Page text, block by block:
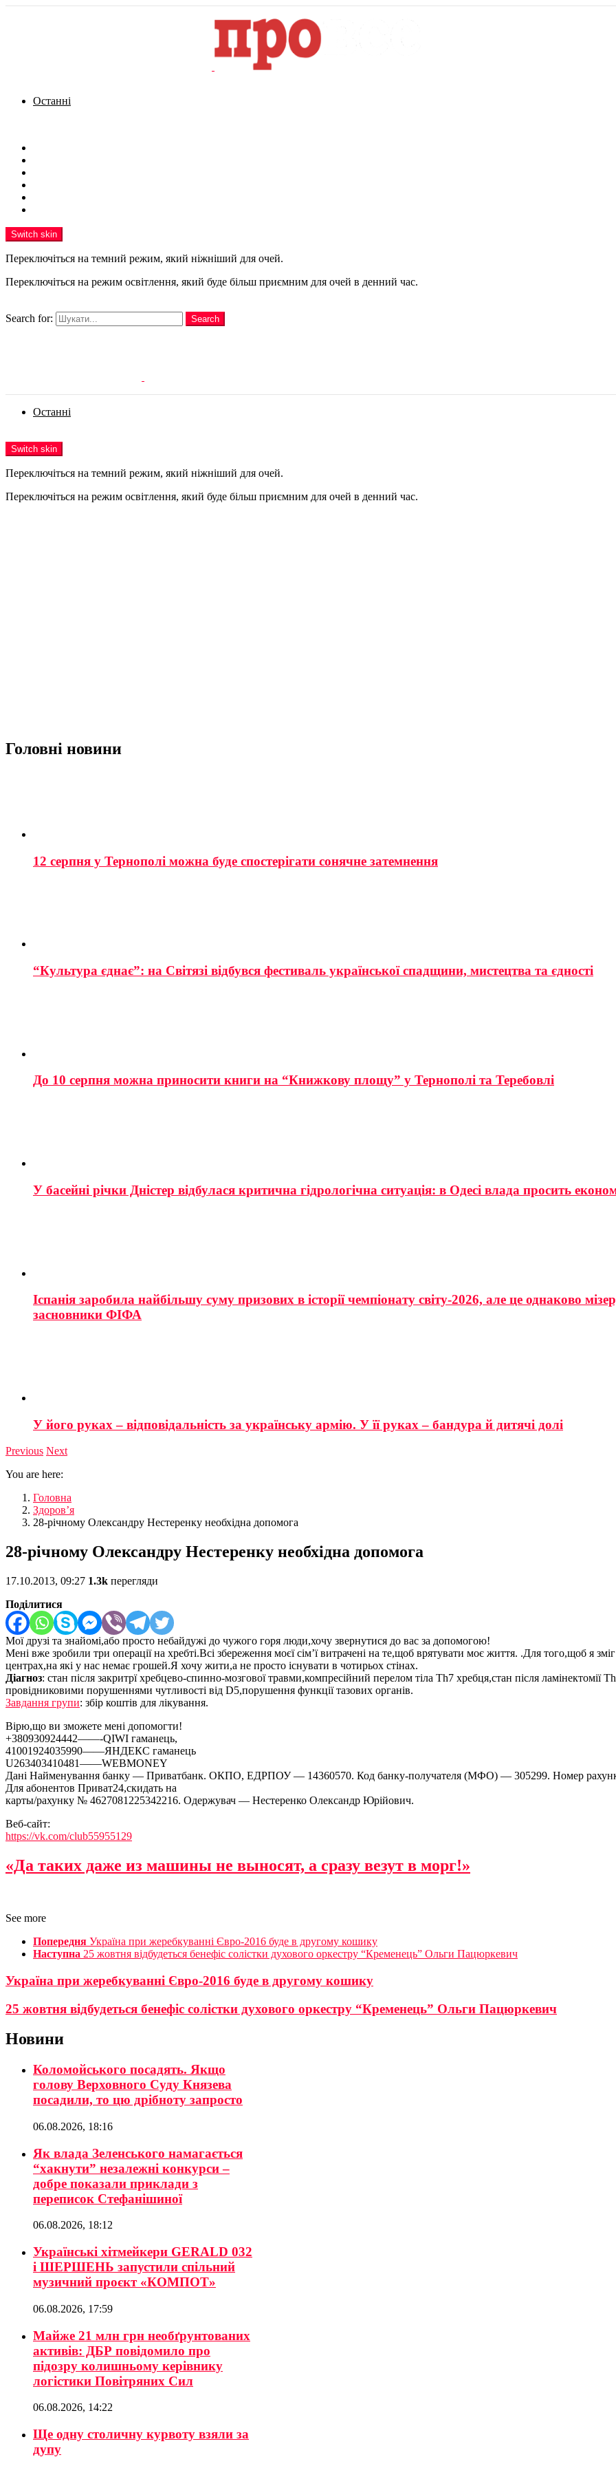
Останні
Switch skin
Переключіться на темний режим, який ніжніший для очей.
Переключіться на режим освітлення, який буде більш приємним для очей в денний час.
Search for:
Search
Останні
Switch skin
Переключіться на темний режим, який ніжніший для очей.
Переключіться на режим освітлення, який буде більш приємним для очей в денний час.
Головні новини
12 серпня у Тернополі можна буде спостерігати сонячне затемнення
“Культура єднає”: на Світязі відбувся фестиваль української спадщини, мистецтва та єдності
До 10 серпня можна приносити книги на “Книжкову площу” у Тернополі та Теребовлі
У басейні річки Дністер відбулася критична гідрологічна ситуація: в Одесі влада просить
Іспанія заробила найбільшу суму призових в історії чемпіонату світу-2026, але це однаково
засновники ФІФА
У його руках – відповідальність за українську армію. У її руках – бандура й дитячі долі
Previous Next
You are here:
Головна
Здоров’я
28-річному Олександру Нестеренку необхідна допомога
28-річному Олександру Нестеренку необхідна допомога
17.10.2013, 09:27 1.3k перегляди
Поділитися
Мої друзі та знайомі,або просто небайдужі до чужого горя люди,хочу звернутися до вас за допомогою!
Мені вже зробили три операції на хребті.Всі збереження моєї сім’ї витрачені на те,щоб врятувати моє життя. .Для того,щоб я
центрах,на які у нас немає грошей.Я хочу жити,а не просто існувати в чотирьох стінах.
Діагноз: стан після закритрї хребцево-спинно-мозгової травми,компресійний перелом тіла Th7 хребця,стан після ламінектомії
провідниковими порушеннями чутливості від D5,порушення функції тазових органів.
Завдання групи: збір коштів для лікування.
Вірю,що ви зможете мені допомогти!
+380930924442——-QIWI гаманець,
41001924035990——ЯНДЕКС гаманець
U263403410481——WEBMONEY
Дані Найменування банку — Приватбанк. ОКПО, ЕДРПОУ — 14360570. Код банку-получателя (МФО) — 305299. Номер
Для абонентов Приват24,скидать на
карты/рахунку № 4627081225342216. Одержувач — Нестеренко Олександр Юрійович.
Веб-сайт:
https://vk.com/club55955129
«Да таких даже из машины не выносят, а сразу везут в морг!»
See more
Попередня Україна при жеребкуванні Євро-2016 буде в другому кошику
Наступна 25 жовтня відбудеться бенефіс солістки духового оркестру “Кременець” Ольги Пацюркевич
Україна при жеребкуванні Євро-2016 буде в другому кошику
25 жовтня відбудеться бенефіс солістки духового оркестру “Кременець” Ольги Пацюркевич
Новини
Коломойського посадять. Якщо
голову Верховного Суду Князева
посадили, то цю дрібноту запросто
06.08.2026, 18:16
Як влада Зеленського намагається
“хакнути” незалежні конкурси –
добре показали приклади з
переписок Стефанішиної
06.08.2026, 18:12
Українські хітмейкери GERALD 032
і ШЕРШЕНЬ запустили спільний
музичний проєкт «КОМПОТ»
06.08.2026, 17:59
Майже 21 млн грн необґрунтованих
активів: ДБР повідомило про
підозру колишньому керівнику
логістики Повітряних Сил
06.08.2026, 14:22
Ще одну столичну курвоту взяли за
дупу